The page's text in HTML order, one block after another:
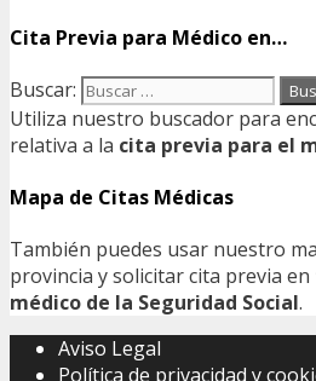
Cita Previa para Médico en…
Buscar:
Utiliza nuestro buscador para
relativa a la cita previa para el
Mapa de Citas Médicas
También puedes usar nuestro
provincia y solicitar cita previa en
médico de la Seguridad Social.
Aviso Legal
Política de privacidad y